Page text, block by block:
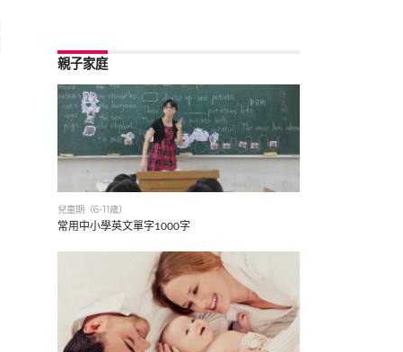
親子家庭
兒童期（6-11歲）
常用中小學英文單字1000字